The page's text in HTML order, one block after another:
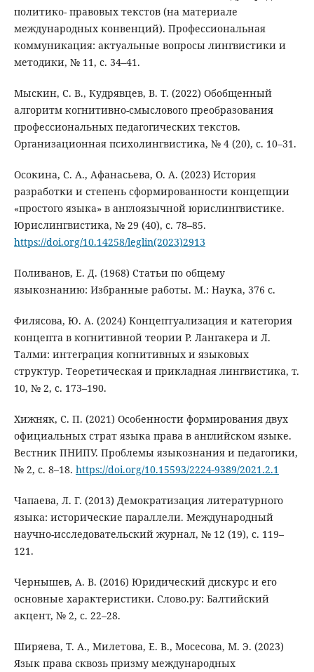
политико- правовых текстов (на материале
международных конвенций). Профессиональная
коммуникация: актуальные вопросы лингвистики и
методики, № 11, с. 34–41.
Мыскин, С. В., Кудрявцев, В. Т. (2022) Обобщенный
алгоритм когнитивно-смыслового преобразования
профессиональных педагогических текстов.
Организационная психолингвистика, № 4 (20), с. 10–31.
Осокина, С. А., Афанасьева, О. А. (2023) История
разработки и степень сформированности концепции
«простого языка» в англоязычной юрислингвистике.
Юрислингвистика, № 29 (40), с. 78–85.
https://doi.org/10.14258/leglin(2023)2913
Поливанов, Е. Д. (1968) Статьи по общему
языкознанию: Избранные работы. М.: Наука, 376 с.
Филясова, Ю. А. (2024) Концептуализация и категория
концепта в когнитивной теории Р. Лангакера и Л.
Талми: интеграция когнитивных и языковых
структур. Теоретическая и прикладная лингвистика, т.
10, № 2, с. 173–190.
Хижняк, С. П. (2021) Особенности формирования двух
официальных страт языка права в английском языке.
Вестник ПНИПУ. Проблемы языкознания и педагогики,
№ 2, с. 8–18. https://doi.org/10.15593/2224-9389/2021.2.1
Чапаева, Л. Г. (2013) Демократизация литературного
языка: исторические параллели. Международный
научно-исследовательский журнал, № 12 (19), с. 119–
121.
Чернышев, А. В. (2016) Юридический дискурс и его
основные характеристики. Слово.ру: Балтийский
акцент, № 2, с. 22–28.
Ширяева, Т. А., Милетова, Е. В., Мосесова, М. Э. (2023)
Язык права сквозь призму международных